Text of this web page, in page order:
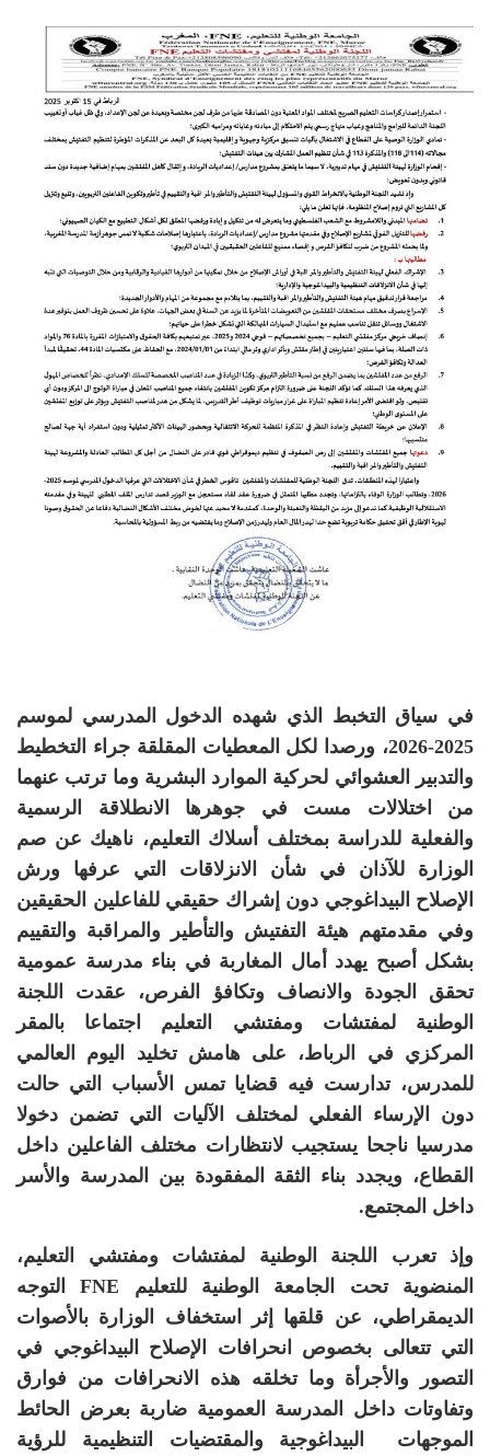
في سياق التخبط الذي شهده الدخول المدرسي لموسم
2025-2026، ورصدا لكل المعطيات المقلقة جراء التخطيط
والتدبير العشوائي لحركية الموارد البشرية وما ترتب عنهما
من اختلالات مست في جوهرها الانطلاقة الرسمية
والفعلية للدراسة بمختلف أسلاك التعليم، ناهيك عن صم
الوزارة للآذان في شأن الانزلاقات التي عرفها ورش
الإصلاح البيداغوجي دون إشراك حقيقي للفاعلين الحقيقين
وفي مقدمتهم هيئة التفتيش والتأطير والمراقبة والتقييم
بشكل أصبح يهدد أمال المغاربة في بناء مدرسة عمومية
تحقق الجودة والانصاف وتكافؤ الفرص، عقدت اللجنة
الوطنية لمفتشات ومفتشي التعليم اجتماعا بالمقر
المركزي في الرباط، على هامش تخليد اليوم العالمي
للمدرس، تدارست فيه قضايا تمس الأسباب التي حالت
دون الإرساء الفعلي لمختلف الآليات التي تضمن دخولا
مدرسيا ناجحا يستجيب لانتظارات مختلف الفاعلين داخل
القطاع، ويجدد بناء الثقة المفقودة بين المدرسة والأسر
داخل المجتمع.
وإذ تعرب اللجنة الوطنية لمفتشات ومفتشي التعليم،
المنضوية تحت الجامعة الوطنية للتعليم FNEالتوجه
الديمقراطي، عن قلقها إثر
استخفاف الوزارة بالأصوات
التي تتعالى بخصوص انحرافات الإصلاح البيداغوجي في
التصور والأجرأة وما تخلقه هذه الانحرافات من فوارق
وتفاوتات داخل المدرسة العمومية ضاربة بعرض الحائط
الموجهات البيداغوجية والمقتضيات التنظيمية للرؤية